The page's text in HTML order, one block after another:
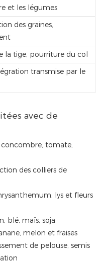
et les légumes
des graines,
la tige, pourriture du col
transmise par le
avec de
concombre, tomate,
des colliers de
lys et fleurs
blé, maïs, soja
melon et fraises
de pelouse, semis